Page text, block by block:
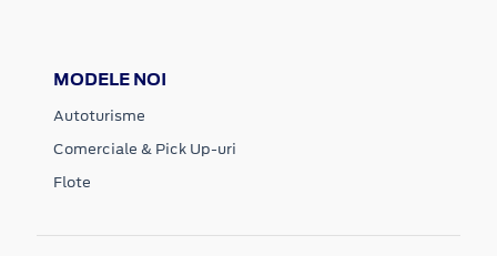
MODELE NOI
Autoturisme
Comerciale & Pick Up-uri
Flote